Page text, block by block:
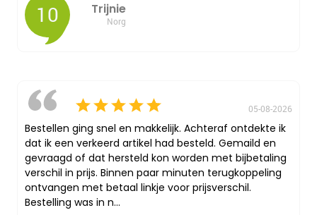
10 Trijnie
Norg
05-08-2026
Bestellen ging snel en makkelijk. Achteraf ontdekte ik
dat ik een verkeerd artikel had besteld. Gemaild en
gevraagd of dat hersteld kon worden met bijbetaling
verschil in prijs. Binnen paar minuten terugkoppeling
ontvangen met betaal linkje voor prijsverschil.
Bestelling was in n...